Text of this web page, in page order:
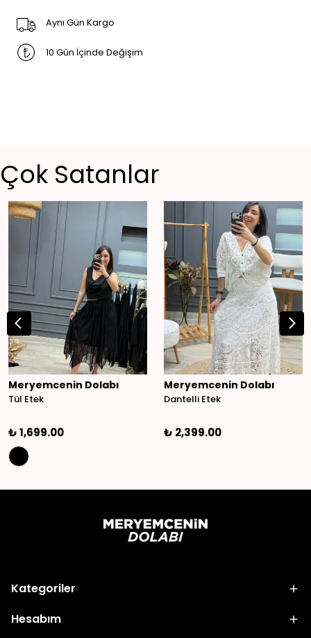
Aynı Gün Kargo
10 Gün İçinde Değişim
Çok Satanlar
Meryemcenin Dolabı
Tül Etek
₺ 1,699.00
Meryemcenin Dolabı
Dantelli Etek
₺ 2,399.00
Kategoriler
Hesabım